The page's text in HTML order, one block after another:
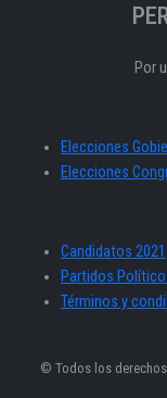
Por
Elecciones
Elecciones
Candidatos 2021
Partidos
Términos y
© Todos los derechos